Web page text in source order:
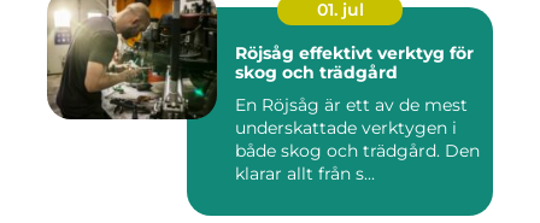
01. jul
Röjsåg effektivt verktyg för
skog och trädgård
En Röjsåg är ett av de mest
underskattade verktygen i
både skog och trädgård. Den
klarar allt från s...